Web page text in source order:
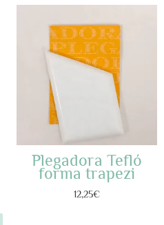
Plegadora Tefló
forma trapezi
12,25€